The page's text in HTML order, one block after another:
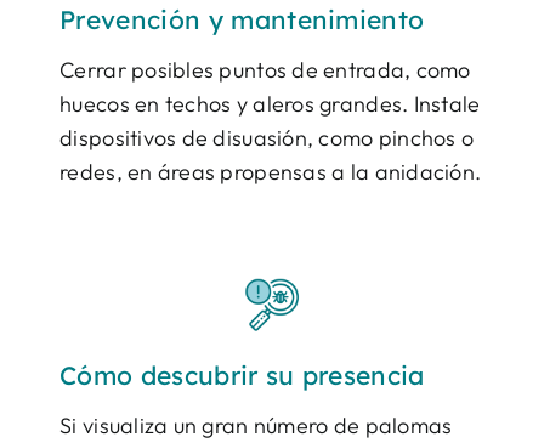
Prevención y mantenimiento
Cerrar posibles puntos de entrada, como
huecos en techos y aleros grandes. Instale
dispositivos de disuasión, como pinchos o
redes, en áreas propensas a la anidación.
Cómo descubrir su presencia
Si visualiza un gran número de palomas